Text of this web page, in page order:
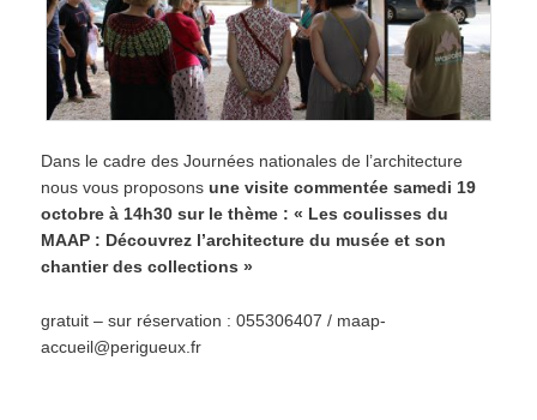
Dans le cadre des Journées nationales de l’architecture
nous vous proposonsune visite commentée samedi 19
octobre à 14h30 sur le thème : « Les coulisses du
MAAP : Découvrez l’architecture du musée et son
chantier des collections »
gratuit – sur réservation : 055306407 / maap-
accueil@perigueux.fr